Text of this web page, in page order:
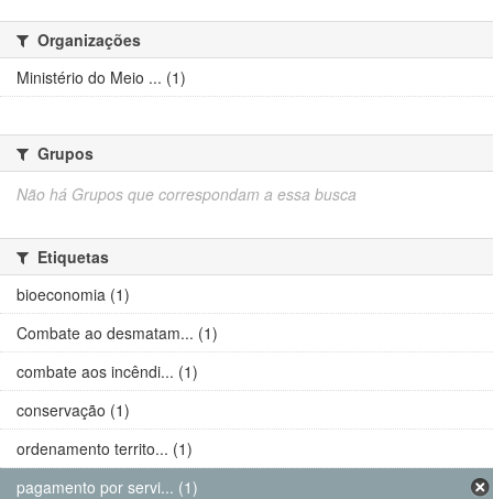
Organizações
Ministério do Meio ... (1)
Grupos
Não há Grupos que correspondam a essa busca
Etiquetas
bioeconomia (1)
Combate ao desmatam... (1)
combate aos incêndi... (1)
conservação (1)
ordenamento territo... (1)
pagamento por servi... (1)